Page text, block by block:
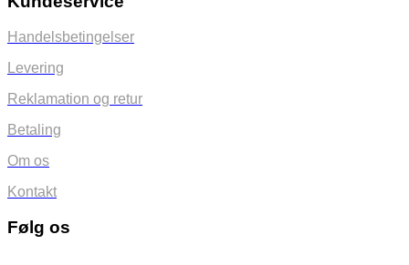
Handelsbetingelser
Levering
Reklamation og retur
Betaling
Om os
Kontakt
Følg os